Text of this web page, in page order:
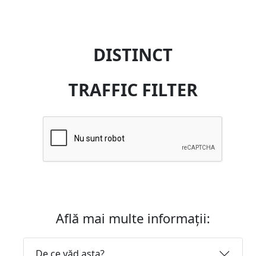
DISTINCT
TRAFFIC FILTER
Află mai multe informații:
De ce văd asta?